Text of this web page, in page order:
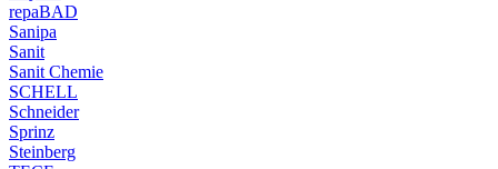
repaBAD
Sanipa
Sanit
Sanit Chemie
SCHELL
Schneider
Sprinz
Steinberg